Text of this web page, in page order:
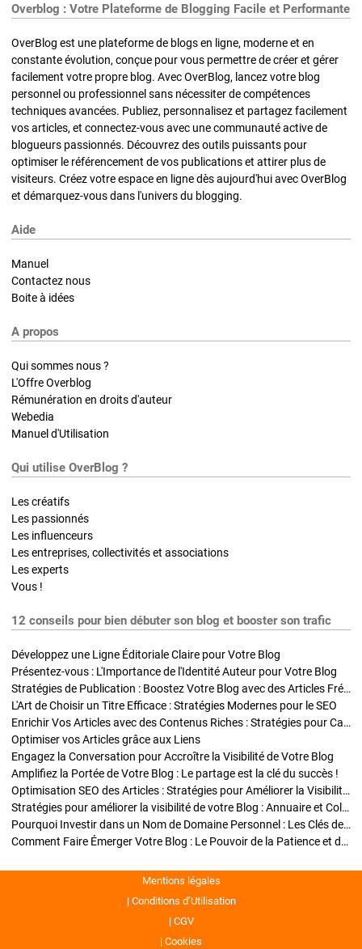
Overblog : Votre Plateforme de Blogging Facile et Performante
OverBlog est une plateforme de blogs en ligne, moderne et en
constante évolution, conçue pour vous permettre de créer et gérer
facilement votre propre blog. Avec OverBlog, lancez votre blog
personnel ou professionnel sans nécessiter de compétences
techniques avancées. Publiez, personnalisez et partagez facilement
vos articles, et connectez-vous avec une communauté active de
blogueurs passionnés. Découvrez des outils puissants pour
optimiser le référencement de vos publications et attirer plus de
visiteurs. Créez votre espace en ligne dès aujourd'hui avec OverBlog
et démarquez-vous dans l'univers du blogging.
Aide
Manuel
Contactez nous
Boite à idées
A propos
Qui sommes nous ?
L'Offre Overblog
Rémunération en droits d'auteur
Webedia
Manuel d'Utilisation
Qui utilise OverBlog ?
Les créatifs
Les passionnés
Les influenceurs
Les entreprises, collectivités et associations
Les experts
Vous !
12 conseils pour bien débuter son blog et booster son trafic
Développez une Ligne Éditoriale Claire pour Votre Blog
Présentez-vous : L'Importance de l'Identité Auteur pour Votre Blog
Stratégies de Publication : Boostez Votre Blog avec des Articles Fréquents et Exclusifs
L'Art de Choisir un Titre Efficace : Stratégies Modernes pour le SEO
Enrichir Vos Articles avec des Contenus Riches : Stratégies pour Captiver et Optimiser
Optimiser vos Articles grâce aux Liens
Engagez la Conversation pour Accroître la Visibilité de Votre Blog
Amplifiez la Portée de Votre Blog : Le partage est la clé du succès !
Optimisation SEO des Articles : Stratégies pour Améliorer la Visibilité de Votre Blog
Stratégies pour améliorer la visibilité de votre Blog : Annuaire et Collaborations
Pourquoi Investir dans un Nom de Domaine Personnel : Les Clés de la Réussite de Votre Blog
Comment Faire Émerger Votre Blog : Le Pouvoir de la Patience et de la Persévérance
Mentions légales
Conditions d’Utilisation
CGV
Cookies